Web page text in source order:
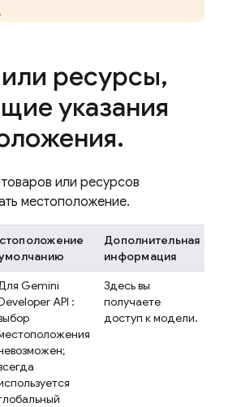
ресурсы,
указания
.
или ресурсов
местоположение.
Дополнительная
информация
Gemini
API :
Здесь вы
получаете
доступ к модели.